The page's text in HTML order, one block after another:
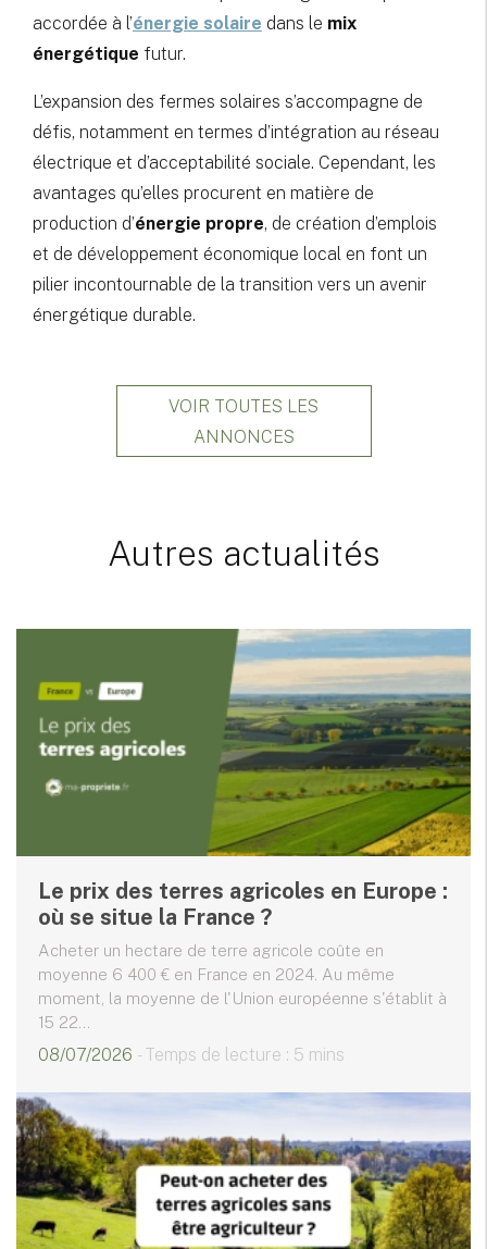
accordée à l’énergie solaire dans le mix
énergétique futur.
L’expansion des fermes solaires s’accompagne de
défis, notamment en termes d’intégration au réseau
électrique et d’acceptabilité sociale. Cependant, les
avantages qu’elles procurent en matière de
production d’énergie propre, de création d’emplois
et de développement économique local en font un
pilier incontournable de la transition vers un avenir
énergétique durable.
VOIR TOUTES LES
ANNONCES
Autres actualités
Le prix des terres agricoles en Europe :
où se situe la France ?
Acheter un hectare de terre agricole coûte en
moyenne 6 400 € en France en 2024. Au même
moment, la moyenne de l'Union européenne s'établit à
15 22...
08/07/2026 - Temps de lecture : 5 mins